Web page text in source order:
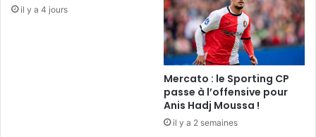
il y a 4 jours
Mercato : le Sporting CP
passe à l’offensive pour
Anis Hadj Moussa !
il y a 2 semaines